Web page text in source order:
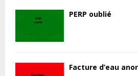
PERP oublié
Facture d’eau